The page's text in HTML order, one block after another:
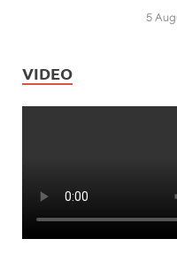
5
VIDEO